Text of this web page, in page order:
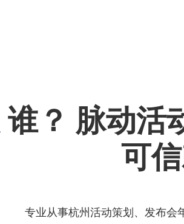
谁？ 脉动活
可
专业从事杭州活动策划、发布会